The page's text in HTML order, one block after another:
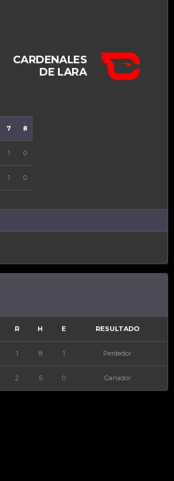
CARDENALES
DE LARA
7 8
1 0
1 0
R H E RESULTADO
1 8 1 Perdedor
2 5 0 Ganador